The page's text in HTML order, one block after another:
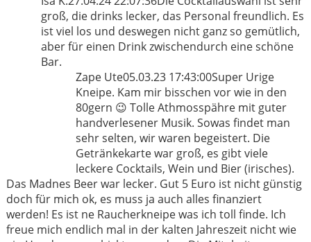
groß, die drinks lecker, das Personal freundlich. Es
ist viel los und deswegen nicht ganz so gemütlich,
aber für einen Drink zwischendurch eine schöne
Bar.
Zape Ute05.03.23 17:43:00Super Urige
Kneipe. Kam mir bisschen vor wie in den
80gern 😉 Tolle Athmosspähre mit guter
handverlesener Musik. Sowas findet man
sehr selten, wir waren begeistert. Die
Getränkekarte war groß, es gibt viele
leckere Cocktails, Wein und Bier (irisches).
Das Madnes Beer war lecker. Gut 5 Euro ist nicht günstig
doch für mich ok, es muss ja auch alles finanziert
werden! Es ist ne Raucherkneipe was ich toll finde. Ich
freue mich endlich mal in der kalten Jahreszeit nicht wie